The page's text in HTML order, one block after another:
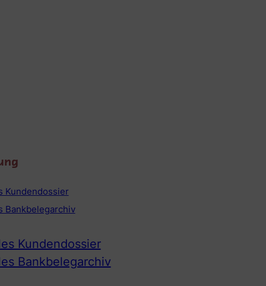
Kundendossier
Bankbelegarchiv
Kundendossier
Bankbelegarchiv